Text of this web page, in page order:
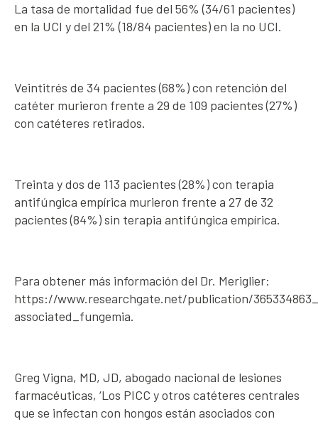
La tasa de mortalidad fue del 56% (34/61 pacientes)
en la UCI y del 21% (18/84 pacientes) en la no UCI.
Veintitrés de 34 pacientes (68%) con retención del
catéter murieron frente a 29 de 109 pacientes (27%)
con catéteres retirados.
Treinta y dos de 113 pacientes (28%) con terapia
antifúngica empírica murieron frente a 27 de 32
pacientes (84%) sin terapia antifúngica empírica.
Para obtener más información del Dr. Meriglier:
https://www.researchgate.net/publication/
associated_fungemia.
Greg Vigna, MD, JD, abogado nacional de lesiones
farmacéuticas, ‘Los PICC y otros catéteres centrales
que se infectan con hongos están asociados con